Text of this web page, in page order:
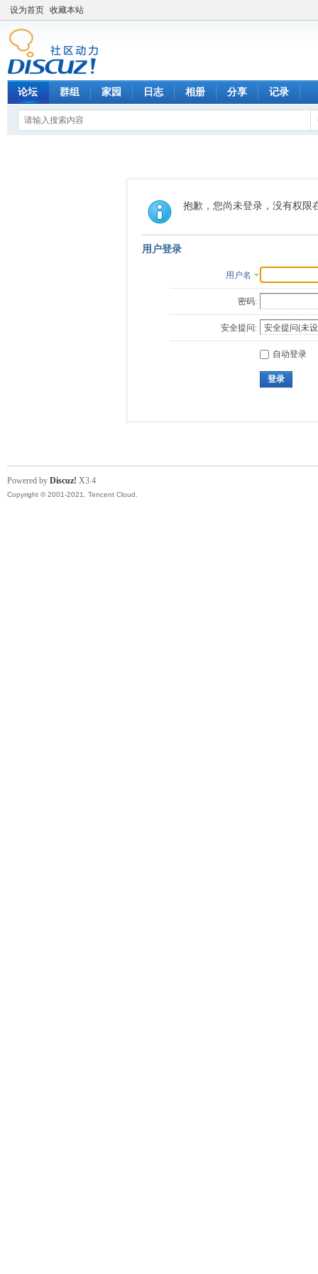
设为首页 收藏本站
论坛 群组 家园 日志 相册 分享 记录
抱歉，您尚未登录，没有权限
用户登录
用户名
密码:
安全提问:
自动登录
登录
Powered by Discuz! X3.4
Copyright © 2001-2021, Tencent Cloud.